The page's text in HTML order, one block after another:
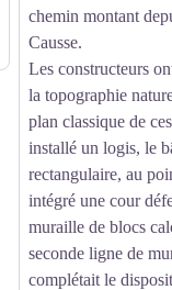
chemin montant
Causse.
Les constructeurs
la topographie
plan classique de
installé un logis, le
rectangulaire, au
intégré une cour
muraille de blocs
seconde ligne de
complétait le